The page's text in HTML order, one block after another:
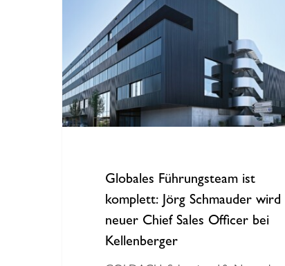
Schmauder
wird
neuer
Chief
Kellenberger
Globales Führungsteam ist
komplett: Jörg Schmauder wird
neuer Chief Sales Officer bei
Kellenberger